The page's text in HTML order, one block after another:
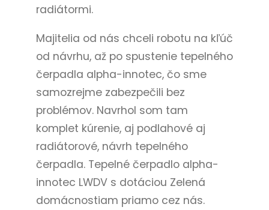
radiátormi.
Majitelia od nás chceli robotu na kľúč
od návrhu, až po spustenie tepelného
čerpadla alpha-innotec, čo sme
samozrejme zabezpečili bez
problémov. Navrhol som tam
komplet kúrenie, aj podlahové aj
radiátorové, návrh tepelného
čerpadla. Tepelné čerpadlo alpha-
innotec LWDV s dotáciou Zelená
domácnostiam priamo cez nás.